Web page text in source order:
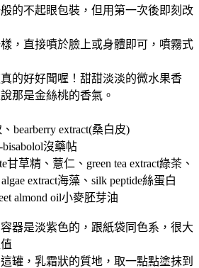
的不起眼包裝，但用第一次後即刻改
，直接噴於臉上或身體即可，噴霧式
的好好聞喔！甜甜淡淡的微水果香
那是金絲桃的香氣。
bearberry extract(桑白皮)
bisabolol沒藥帖
甘草精、薏仁、green tea extract綠茶、
extract海藻、silk peptide絲蛋白
almond oil小麥胚芽油
器是淡紫色的，跟紙袋同色系，很大
罐，乳霜狀的質地，取一點點塗抹到